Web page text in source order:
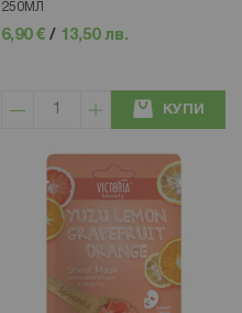
250МЛ
6,90 € / 13,50 лв.
КУПИ